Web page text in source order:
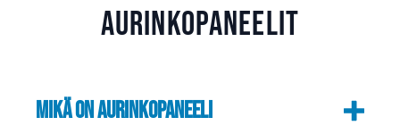
aurinkopaneelit
Mikä on aurinkopaneeli